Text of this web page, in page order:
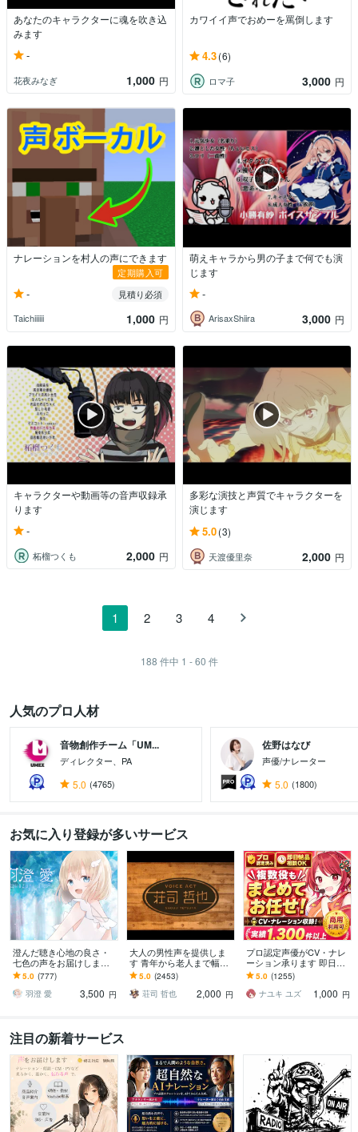
あなたのキャラクターに魂を吹き込
みます
-
花夜みなぎ 1,000 円
カワイイ声でおめーを罵倒します
4.3(6)
ロマ子 3,000 円
ナレーションを村人の声にできます
定期購入可
-
見積り必須
Taichiiiiii
1,000 円
萌えキャラから男の子まで何でも演
じます
-
ArisaxShiira 3,000 円
キャラクターや動画等の音声収録承
ります
-
柘榴つくも 2,000 円
多彩な演技と声質でキャラクターを
演じます
5.0(3)
天渡優里奈 2,000 円
1 2 3 4
188 件中 1 - 60 件
人気のプロ人材
音物創作チーム「UM...
ディレクター、PA
5.0 (4765)
佐野はなび
声優/ナレーター
5.0 (1800)
お気に入り登録が多いサービス
澄んだ聴き心地の良さ・
七色の声をお届けします
即日対応あり◎CV・ナレ
ーション・歌唱・音声編
集対応も可！
5.0 (777)
羽澄 愛
3,500 円
大人の男性声を提供しま
す 青年から老人まで幅広
いニーズにお応えします
5.0 (2453)
荘司 哲也
2,000 円
プロ認定声優がCV・ナレ
ーション承ります 即日対
応・商用可・演じ分け対
応
5.0 (1255)
ナユキ ユズ
1,000 円
注目の新着サービス